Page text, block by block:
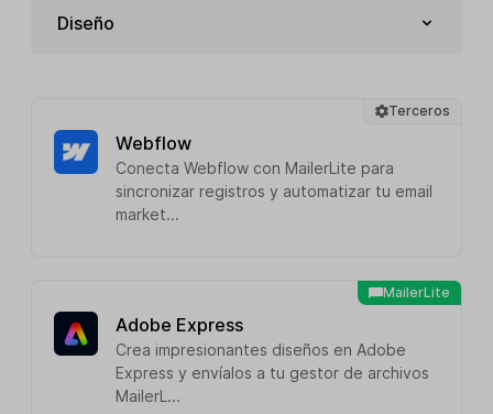
Diseño
Webflow
Conecta Webflow con MailerLite para
sincronizar registros y automatizar tu email
market...
Terceros
Adobe Express
Crea impresionantes diseños en Adobe
Express y envíalos a tu gestor de archivos
MailerL...
MailerLite